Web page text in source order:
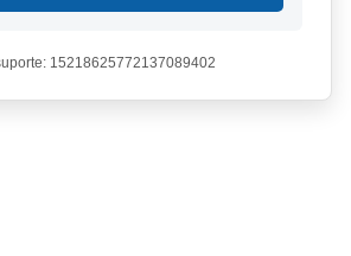
15218625772137089402